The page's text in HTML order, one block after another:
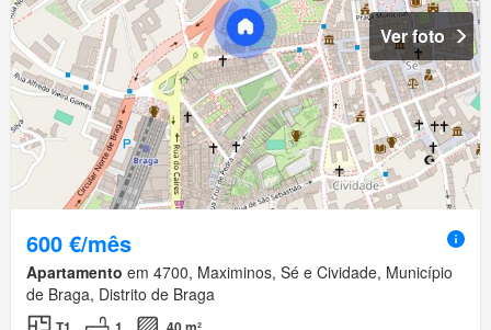
Ver foto
600 €/mês
Apartamento em 4700, Maximinos, Sé e Cividade, Município
de Braga, Distrito de Braga